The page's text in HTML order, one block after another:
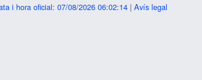
i hora oficial: 07/08/2026 06:02:14 | Avís legal